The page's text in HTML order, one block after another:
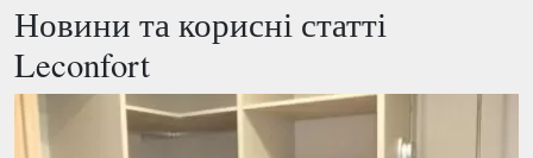
Новини та корисні статті
Leconfort